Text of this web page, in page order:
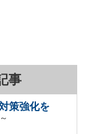
事
策強化を